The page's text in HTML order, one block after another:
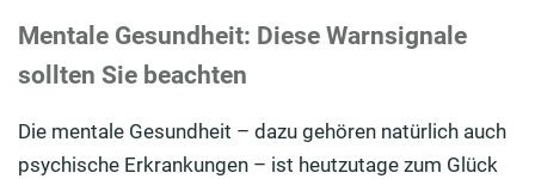
Mentale Gesundheit: Diese Warnsignale
sollten Sie beachten
Die mentale Gesundheit – dazu gehören natürlich auch
psychische Erkrankungen – ist heutzutage zum Glück